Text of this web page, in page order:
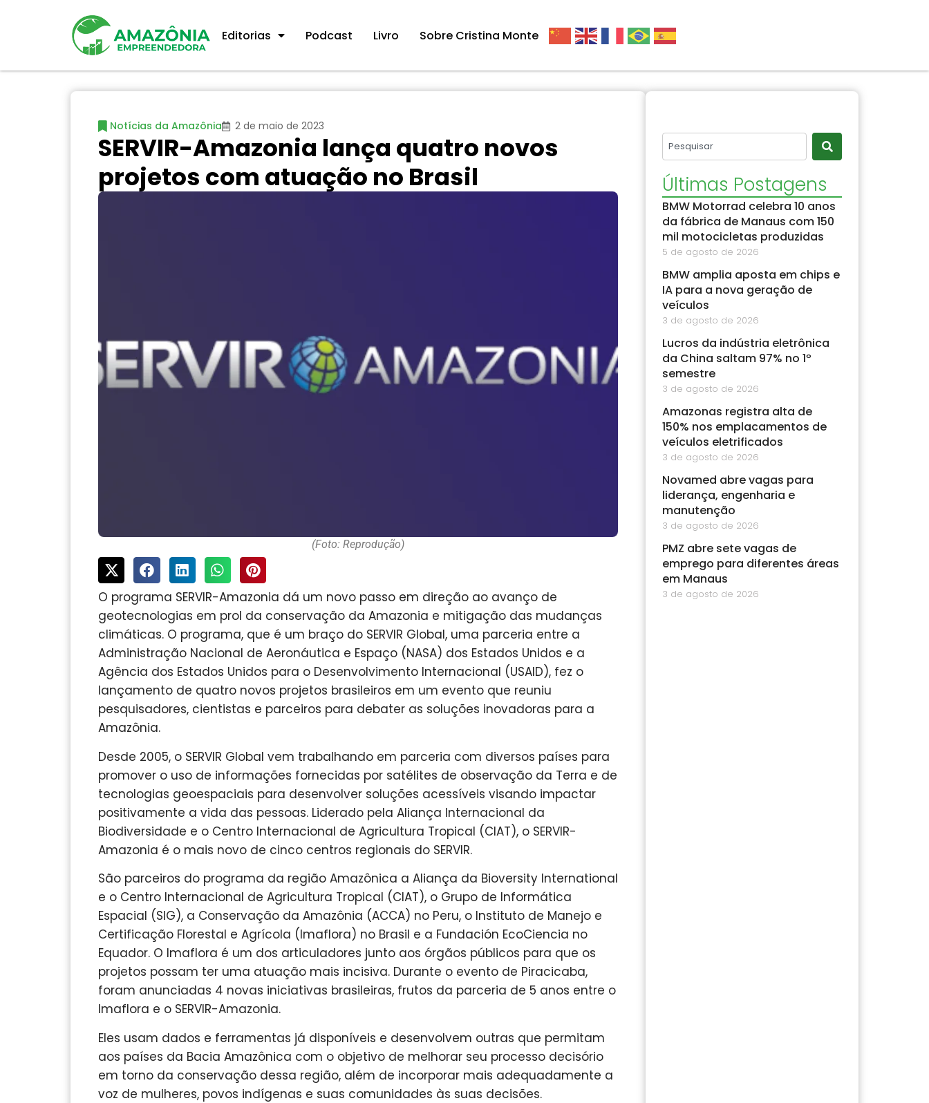
Editorias Podcast Livro Sobre Cristina Monte
Notícias da Amazônia 2 de maio de 2023
SERVIR-Amazonia lança quatro novos
projetos com atuação no Brasil
(Foto: Reprodução)
O programa SERVIR-Amazonia dá um novo passo em direção ao avanço de
geotecnologias em prol da conservação da Amazonia e mitigação das mudanças
climáticas. O programa, que é um braço do SERVIR Global, uma parceria entre a
Administração Nacional de Aeronáutica e Espaço (NASA) dos Estados Unidos e a
Agência dos Estados Unidos para o Desenvolvimento Internacional (USAID), fez o
lançamento de quatro novos projetos brasileiros em um evento que reuniu
pesquisadores, cientistas e parceiros para debater as soluções inovadoras para a
Amazônia.
Desde 2005, o SERVIR Global vem trabalhando em parceria com diversos países para
promover o uso de informações fornecidas por satélites de observação da Terra e de
tecnologias geoespaciais para desenvolver soluções acessíveis visando impactar
positivamente a vida das pessoas. Liderado pela Aliança Internacional da
Biodiversidade e o Centro Internacional de Agricultura Tropical (CIAT), o SERVIR-
Amazonia é o mais novo de cinco centros regionais do SERVIR.
São parceiros do programa da região Amazônica a Aliança da Bioversity International
e o Centro Internacional de Agricultura Tropical (CIAT), o Grupo de Informática
Espacial (SIG), a Conservação da Amazônia (ACCA) no Peru, o Instituto de Manejo e
Certificação Florestal e Agrícola (Imaflora) no Brasil e a Fundación EcoCiencia no
Equador. O Imaflora é um dos articuladores junto aos órgãos públicos para que os
projetos possam ter uma atuação mais incisiva. Durante o evento de Piracicaba,
foram anunciadas 4 novas iniciativas brasileiras, frutos da parceria de 5 anos entre o
Imaflora e o SERVIR-Amazonia.
Eles usam dados e ferramentas já disponíveis e desenvolvem outras que permitam
aos países da Bacia Amazônica com o objetivo de melhorar seu processo decisório
em torno da conservação dessa região, além de incorporar mais adequadamente a
voz de mulheres, povos indígenas e suas comunidades às suas decisões.
Últimas Postagens
BMW Motorrad celebra 10 anos
da fábrica de Manaus com 150
mil motocicletas produzidas
5 de agosto de 2026
BMW amplia aposta em chips e
IA para a nova geração de
veículos
3 de agosto de 2026
Lucros da indústria eletrônica
da China saltam 97% no 1º
semestre
3 de agosto de 2026
Amazonas registra alta de
150% nos emplacamentos de
veículos eletrificados
3 de agosto de 2026
Novamed abre vagas para
liderança, engenharia e
manutenção
3 de agosto de 2026
PMZ abre sete vagas de
emprego para diferentes áreas
em Manaus
3 de agosto de 2026